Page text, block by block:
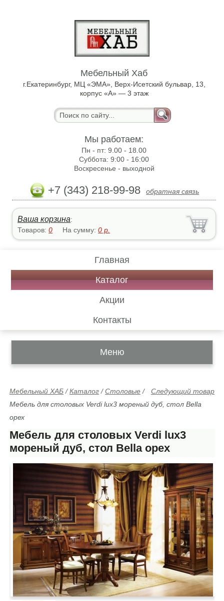
Мебельный Хаб
г.Екатеринбург, МЦ «ЭМА», Верх-Исетский бульвар, 13,
корпус «А» — 3 этаж
Мы работаем:
Пн - пт:9.00 - 18.00
Суббота:9:00 - 16:00
Воскресенье - выходной
+7 (343) 218-99-98 обратная связь
Ваша корзина:
Товаров:0 На сумму:0 р.
Главная
Каталог
Акции
Контакты
Меню
Следующий товар
Мебельный ХАБ /Каталог /Столовые /
Мебель для столовых Verdi lux3 мореный дуб, стол Bella
орех
Мебель для столовых Verdi lux3
мореный дуб, стол Bella орех